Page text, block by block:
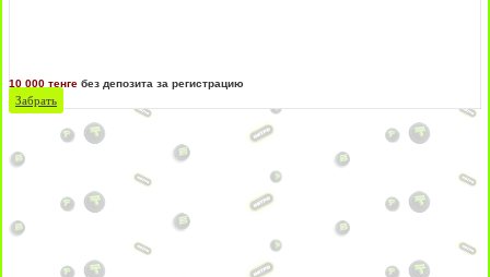
10 000 тенге без депозита за регистрацию
Забрать